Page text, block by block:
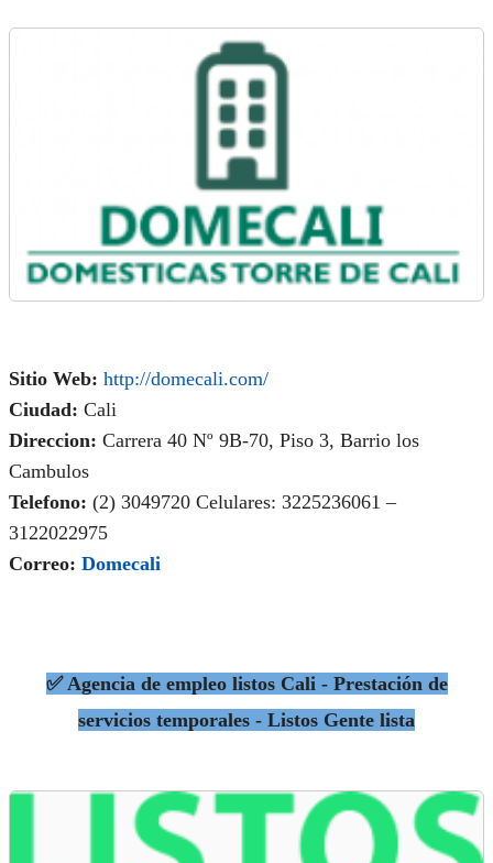
Sitio Web: http://domecali.com/
Ciudad: Cali
Direccion: Carrera 40 Nº 9B-70, Piso 3, Barrio los
Cambulos
Telefono: (2) 3049720 Celulares: 3225236061 –
3122022975
Correo: Domecali
✅ Agencia de empleo listos Cali - Prestación de
servicios temporales - Listos Gente lista